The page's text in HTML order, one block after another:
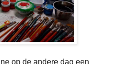
op de andere dag een